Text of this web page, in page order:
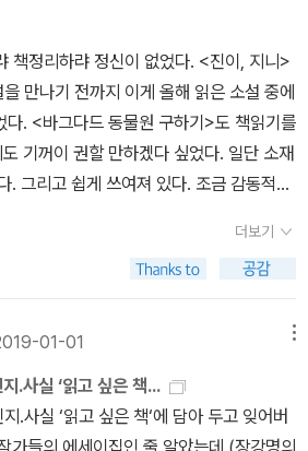
님 톤이더라고요. 전혀 모르는 분이지만
쓰는 이야기는, 정말 느낌이 다르더라고
이나 김금희 작가님이 쓴 소설은 그냥 소
이야기는 확실히 다르게 읽혀요. 김중혁
비슷한 경험을 하긴 했는데 작가님 캐릭
닮은 편입니다. 친근했어요. 재미있었고요.
책값보다 더 나가서 조만간에 작품을 다
겠지만, 한국 돌아가면 언제고 꼭 읽어봐
지분은 스스로도 계산이 잘 안 되네요.아
있었던 이야기는 타이틀작인 <근방에 히
, 재일 울림이 컸던 것은 <웨이큰>이었습
. 음... 설마 이걸 보실리는 없다! 확신하
는데, 왠지 민망해서 덧붙이자면 장작가
. 틀림없이 서운해 하시겠지만!
한 적은 없지만(내 성정상 앞으로도 그런
다), 사실 말이나 글에서 개인적 취향이
것은 아닐는지. 기록은 정직하다.
에는 요즈음의 내 독서 패턴이 보인다. 주
시작한다. 주중에는 잠잠하다. 지난 주말에
을 이번 주말에 완독하고, 완독하자마자 다
. ‘책은 영혼의 양식이다’라는 말의 연장선
식’이 최근의 패턴인 셈이다. 심지어 첫 다
지금과 차이가 없다. 패턴은 꾸준히 이어
중 하나(나의 경우는 게으름)를 증명한다.
은 3주 전에 쓰였다. 호기롭게 다짐하지
다고 하자마자 2주를 손 놓았다. 이렇게
치 글을 안 썼으니 오늘은 A4 너덧 장 분
가 취업준비생 시절에 접하고는 지금까지
리하랴 정신이 없었다. <진이, 지니>
만나기 전까지 이게 올해 읽은 소설 중에
다. <바그다드 동물원 구하기>도 책읽기를
기꺼이 권할 만하겠다 싶었다. 일단 소재
. 그리고 쉽게 쓰여져 있다. 조금 감동적이
나... <다시, 책으로> 얼마나 간곡하고 솔
히 있을 리 없다>는 아이들에게 권하기 전
재미있어서 포복절도.9월 소설의 첫
서 가지고 있는데 작은아이는 <원통 안의
했다. 이 책의 저자 김초엽 작가가 그 유
건 한참 나중에 알았다.<고통은 나눌 수
읽고 난 후의 내가 같은 사람일 수 없다는
더보기
01-01
.사실 ‘읽고 싶은 책...
.사실 ‘읽고 싶은 책‘에 담아 두고 잊어버